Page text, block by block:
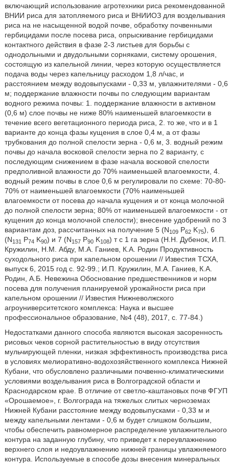
включающий использование агротехники риса рекомендованной
ВНИИ риса для затопляемого риса и ВНИИОЗ для возделывания
риса на не насыщенной водой почве, обработку почвенными
гербицидами после посева риса, опрыскивание гербицидами
контактного действия в фазе 2-3 листьев для борьбы с
однодольными и двудольными сорняками, систему орошения,
состоящую из капельной линии, через которую осуществляется
подача воды через капельницу расходом 1,8 л/час, и
расстоянием между водовыпусками - 0,33 м, увлажнителями - 0,6
м; поддержание влажности почвы по следующим вариантам
водного режима почвы: 1. поддержание влажности в активном
(0,6 м) слое почвы не ниже 80% наименьшей влагоемкости в
течение всего вегетационного периода риса, 2. то же, что и в 1
варианте до конца фазы кущения в слое 0,4 м, а от фазы
трубкования до полной спелости зерна - 0,6 м, 3. водный режим
почвы до начала восковой спелости зерна по 2 варианту, с
последующим снижением в фазе начала восковой спелости
предполивной влажности до 70% наименьшей влагоемкости, 4.
водный режим почвы в слое 0,6 м регулировали по схеме: 70-80-
70% от наименьшей влагоемкости (70% наименьшей
влагоемкости от посева до начала кущения и от конца молочной
до полной спелости зерна; 80% от наименьшей влагоемкости - от
кущения до конца молочной спелости); внесение удобрений по 3
вариантам доз, рассчитанных на получение 5 (N109Р62K75), 6
(N131 Р74 K90) и 7 (N157Р90K108) т с 1 га зерна (Н.Н. Дубенок, И.П.
Кружилин, Н.М. Абду, М.А. Ганиев, К.А. Родин Продуктивность
суходольного риса при капельном орошении // Известия ТСХА,
выпуск 6, 2015 год с. 92-99.; И.П. Кружилин, М.А. Ганиев, К.А.
Родин, А.Б. Невежина Обоснование предшественников и норм
посева для получения планируемой урожайности риса при
капельном орошении // Известия Нижневолжского
агроуниверситетского комплекса: Наука и высшее
профессиональное образование, №4 (48), 2017, с. 77-84.)
Недостатками данного способа являются высокая засоренность
рисовых чеков сорной растительностью в виду отсутствия
мульчирующей пленки, низкая эффективность производства риса
в условиях мелиоративно-водохозяйственного комплекса Нижней
Кубани, что обусловлено различными почвенно-климатическими
условиями возделывания риса в Волгоградской области и
Краснодарском крае. В отличие от светло-каштановых почв ФГУП
«Орошаемое», г. Волгограда на тяжелых слитых черноземах
Нижней Кубани расстояние между водовыпусками - 0,33 м и
между капельными лентами - 0,6 м будет слишком большим,
чтобы обеспечить равномерное распределение увлажнительного
контура на заданную глубину, что приведет к переувлажнению
верхнего слоя и недоувлажнению нижней границы увлажняемого
контура. Используемые в способе дозы внесения минеральных